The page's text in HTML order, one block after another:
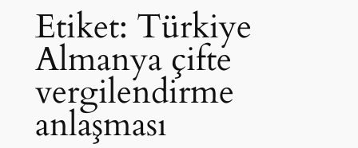
Etiket: Türkiye
Almanya çifte
vergilendirme
anlaşması